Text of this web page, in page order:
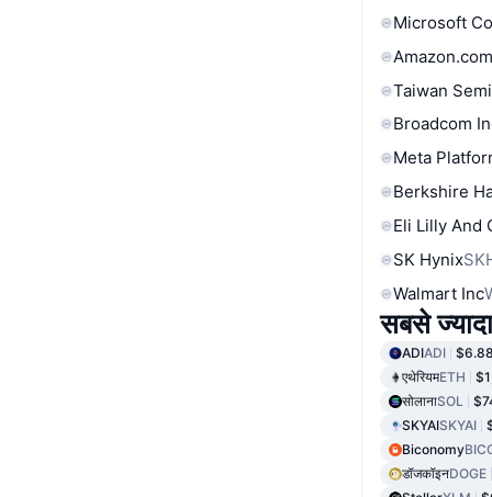
Microsoft
Taiwan
Broadcom
Meta
Berkshire
Eli Lilly And
SK Hynix
Walmart Inc
सबसे
ADIADI $6.88
एथेरियमETH
सोलानाSOL
SKYAISKYAI
Biconomy
डॉजकॉइनDOGE